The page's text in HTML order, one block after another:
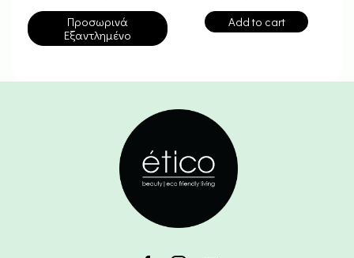
Προσωρινά
Εξαντλημένο
Add to cart